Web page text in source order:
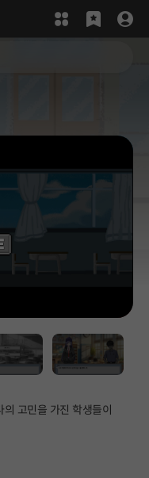
고민을 가진 학생들이